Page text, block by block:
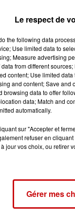
le village-
à 8h00
à 16h00
Le respect de
the following data
Use limited data to
Measure advertising
from different
content; Use limited
and content; Save
browsing data to offer
data; Match and
automatically.
sur "Accepter et
refuser en
jour vos choix, ou retirer
Gérer mes